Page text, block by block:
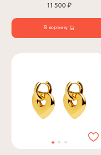
11 500 ₽
В корзину